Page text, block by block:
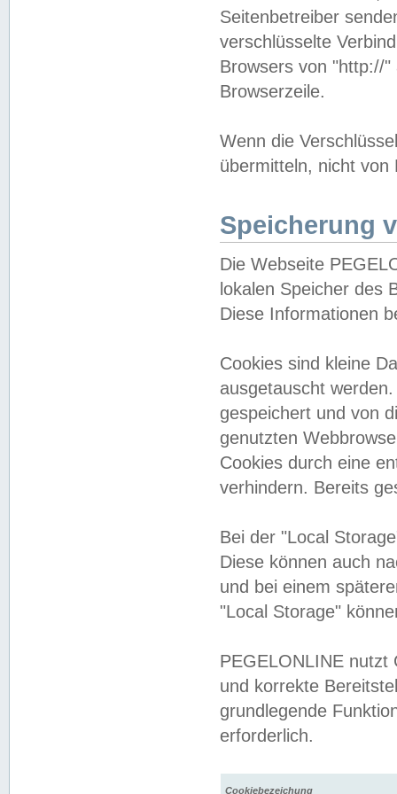
Seitenbetreiber
verschlüsselte
Browsers von "http://
Browserzeile.
Wenn die
übermitteln, nicht von
Speicherung
Die Webseite
lokalen Speicher des
Diese Informationen
Cookies sind kleine
ausgetauscht
gespeichert und von
genutzten
Cookies durch eine
verhindern. Bereits
Bei der "Local
Diese können auch
und bei einem
"Local Storage"
PEGELONLINE nutzt
und korrekte
grundlegende
erforderlich.
Cookiebezeichung